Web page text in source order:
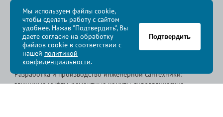
8 800 700-83-36
Звоните бесплатно с 08:00 до 17:00 по Москве
политика конфиденциальности
© Группа компаний « », 2009-2026
Разработка и производство инженерной сантехники:
зажимные муфты, ремонтные хомуты, гидравлические
Мы используем файлы cookie,
чтобы сделать работу с сайтом
удобнее. Нажав "Подтвердить", Вы
даете согласие на обработку
файлов cookie в соответствии с
нашей политикой
конфиденциальности.
Подтвердить